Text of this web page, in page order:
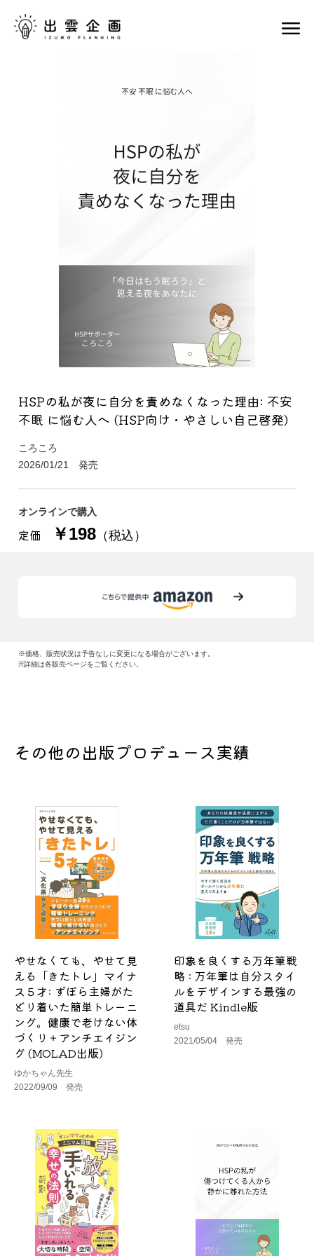
HSPの私が夜に自分を責めなくなった理由: 不安
不眠 に悩む人へ (HSP向け・やさしい自己啓発)
ころころ
2026/01/21 発売
オンラインで購入
定価 ￥198 （税込）
※価格、販売状況は予告なしに変更になる場合がございます。
※詳細は各販売ページをご覧ください。
その他の出版プロデュース実績
やせなくても、やせて見
える「きたトレ」マイナ
ス５才: ずぼら主婦がた
どり着いた簡単トレーニ
ング。健康で老けない体
づくり＋アンチエイジン
グ (MOLAD出版)
ゆかちゃん先生
2022/09/09 発売
印象を良くする万年筆戦
略 : 万年筆は自分スタイ
ルをデザインする最強の
道具だ Kindle版
etsu
2021/05/04 発売